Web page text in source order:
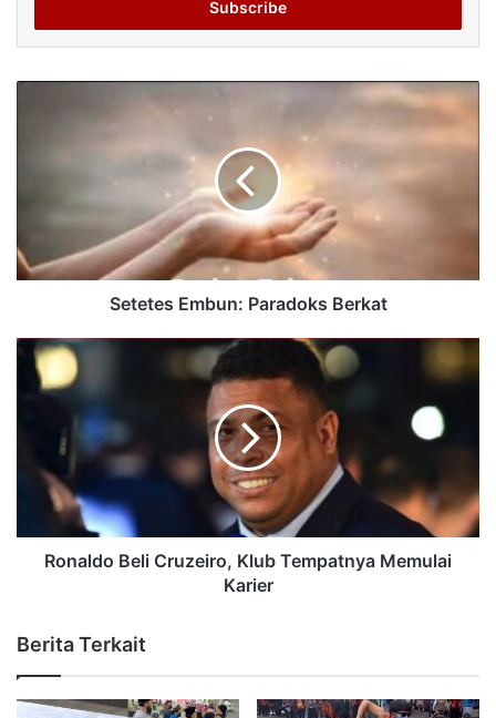
Setetes Embun: Paradoks Berkat
Ronaldo Beli Cruzeiro, Klub Tempatnya Memulai
Karier
Berita Terkait